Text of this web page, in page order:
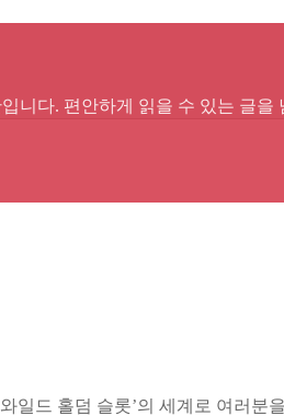
니다. 편안하게 읽을 수 있는 글을
일드 홀덤 슬롯’의 세계로 여러